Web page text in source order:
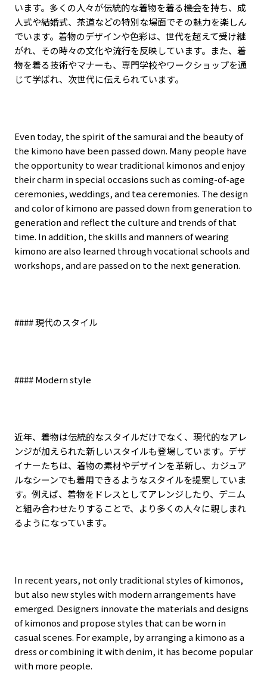
います。多くの人々が伝統的な着物を着る機会を持ち、成
人式や結婚式、茶道などの特別な場面でその魅力を楽しん
でいます。着物のデザインや色彩は、世代を超えて受け継
がれ、その時々の文化や流行を反映しています。また、着
物を着る技術やマナーも、専門学校やワークショップを通
じて学ばれ、次世代に伝えられています。
Even today, the spirit of the samurai and the beauty of
the kimono have been passed down. Many people have
the opportunity to wear traditional kimonos and enjoy
their charm in special occasions such as coming-of-age
ceremonies, weddings, and tea ceremonies. The design
and color of kimono are passed down from generation to
generation and reflect the culture and trends of that
time. In addition, the skills and manners of wearing
kimono are also learned through vocational schools and
workshops, and are passed on to the next generation.
####現代のスタイル
#### Modern style
近年、着物は伝統的なスタイルだけでなく、現代的なアレ
ンジが加えられた新しいスタイルも登場しています。デザ
イナーたちは、着物の素材やデザインを革新し、カジュア
ルなシーンでも着用できるようなスタイルを提案していま
す。例えば、着物をドレスとしてアレンジしたり、デニム
と組み合わせたりすることで、より多くの人々に親しまれ
るようになっています。
In recent years, not only traditional styles of kimonos,
but also new styles with modern arrangements have
emerged. Designers innovate the materials and designs
of kimonos and propose styles that can be worn in
casual scenes. For example, by arranging a kimono as a
dress or combining it with denim, it has become popular
with more people.